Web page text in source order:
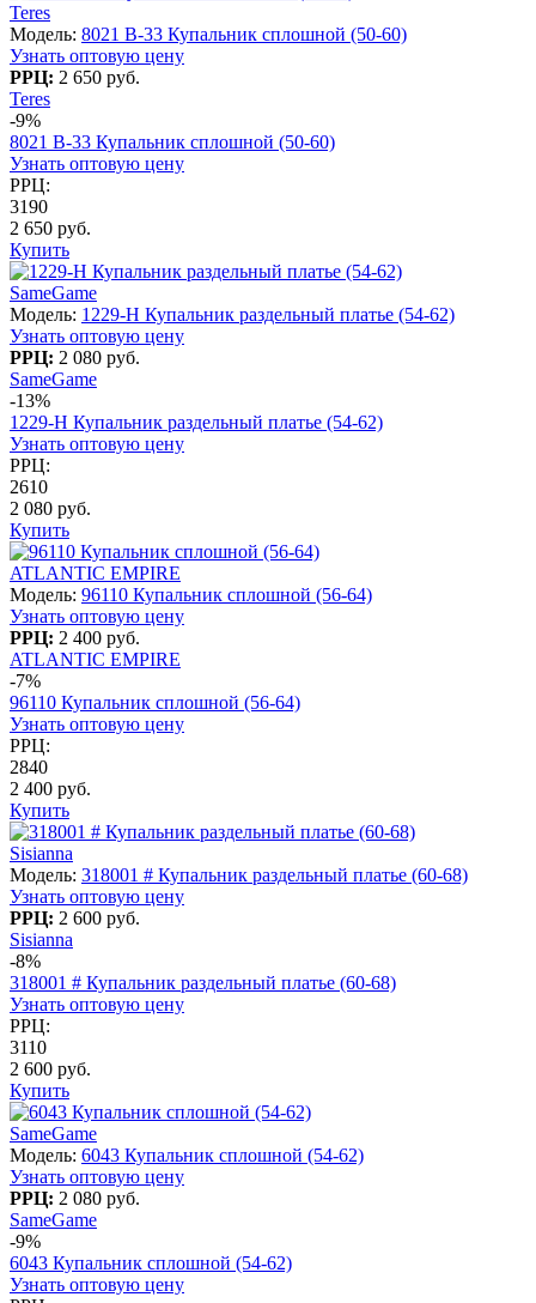
Teres
Модель: 8021 B-33 Купальник сплошной (50-60)
Узнать оптовую цену
РРЦ: 2 650 руб.
Teres
-9%
8021 B-33 Купальник сплошной (50-60)
Узнать оптовую цену
РРЦ:
3190
2 650 руб.
Купить
SameGame
Модель: 1229-H Купальник раздельный платье (54-62)
Узнать оптовую цену
РРЦ: 2 080 руб.
SameGame
-13%
1229-H Купальник раздельный платье (54-62)
Узнать оптовую цену
РРЦ:
2610
2 080 руб.
Купить
ATLANTIC EMPIRE
Модель: 96110 Купальник сплошной (56-64)
Узнать оптовую цену
РРЦ: 2 400 руб.
ATLANTIC EMPIRE
-7%
96110 Купальник сплошной (56-64)
Узнать оптовую цену
РРЦ:
2840
2 400 руб.
Купить
Sisianna
Модель: 318001 # Купальник раздельный платье (60-68)
Узнать оптовую цену
РРЦ: 2 600 руб.
Sisianna
-8%
318001 # Купальник раздельный платье (60-68)
Узнать оптовую цену
РРЦ:
3110
2 600 руб.
Купить
SameGame
Модель: 6043 Купальник сплошной (54-62)
Узнать оптовую цену
РРЦ: 2 080 руб.
SameGame
-9%
6043 Купальник сплошной (54-62)
Узнать оптовую цену